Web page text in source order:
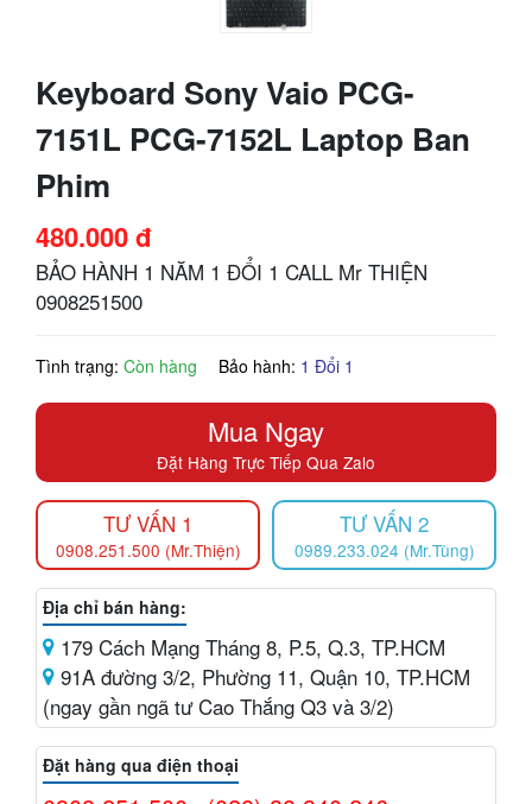
Keyboard Sony Vaio PCG-
7151L PCG-7152L Laptop Ban
Phim
480.000 đ
BẢO HÀNH 1 NĂM 1 ĐỔI 1 CALL Mr THIỆN
0908251500
Tình trạng: Còn hàng Bảo hành: 1 Đổi 1
Mua Ngay
Đặt Hàng Trực Tiếp Qua Zalo
TƯ VẤN 1
0908.251.500 (Mr.Thiện)
TƯ VẤN 2
0989.233.024 (Mr.Tùng)
Địa chỉ bán hàng:
179 Cách Mạng Tháng 8, P.5, Q.3, TP.HCM
91A đường 3/2, Phường 11, Quận 10, TP.HCM
(ngay gần ngã tư Cao Thắng Q3 và 3/2)
Đặt hàng qua điện thoại